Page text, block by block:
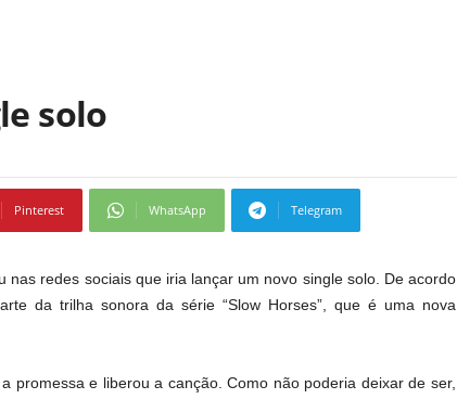
solo
Pinterest WhatsApp Telegram
nas redes sociais que iria lançar um novo single solo. De acordo
da trilha sonora da série “Slow Horses”, que é uma nova
promessa e liberou a canção. Como não poderia deixar de ser,